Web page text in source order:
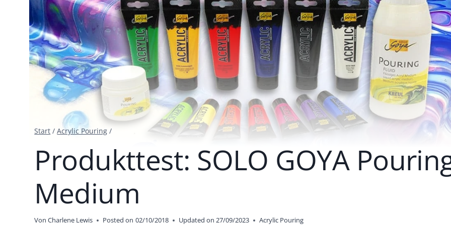
Start / Acrylic Pouring /
Produkttest: SOLO GOYA
Medium
Von Charlene Lewis Posted on 02/10/2018 Updated on 27/09/2023 Acrylic Pouring